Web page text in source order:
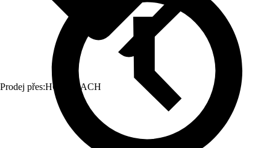
Prodej přes:HORNBACH